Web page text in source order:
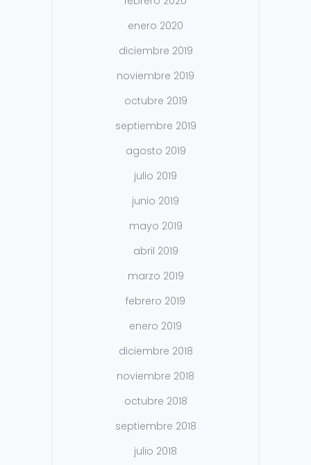
enero 2020
diciembre 2019
noviembre 2019
octubre 2019
septiembre 2019
agosto 2019
julio 2019
junio 2019
mayo 2019
abril 2019
marzo 2019
febrero 2019
enero 2019
diciembre 2018
noviembre 2018
octubre 2018
septiembre 2018
julio 2018